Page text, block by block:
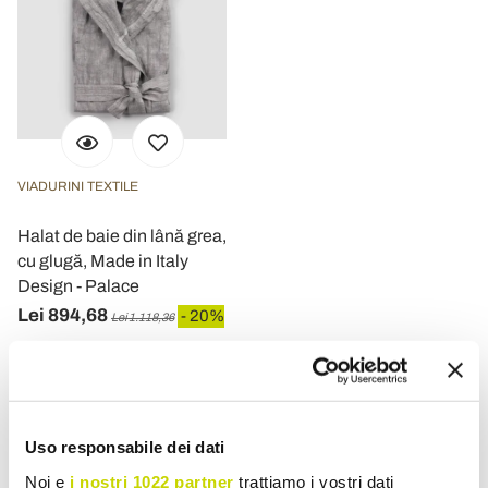
Uso responsabile dei dati
Noi e i nostri 1022 partner trattiamo i vostri dati
VIADURINI TEXTILE
Halat de baie din lână grea,
cu glugă, Made in Italy
Design - Palace
Lei 894,68 Lei 1.118,36 - 20%
Halate de baie din lenjerie realizate în Italia pentru un stil